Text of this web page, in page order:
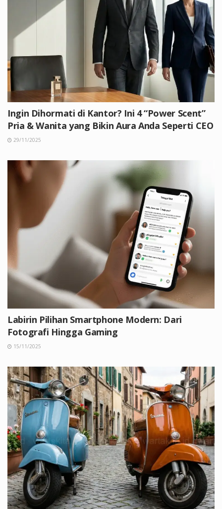
Ingin Dihormati di Kantor? Ini 4 “Power Scent”
Pria & Wanita yang Bikin Aura Anda Seperti CEO
29/11/2025
Labirin Pilihan Smartphone Modern: Dari
Fotografi Hingga Gaming
15/11/2025